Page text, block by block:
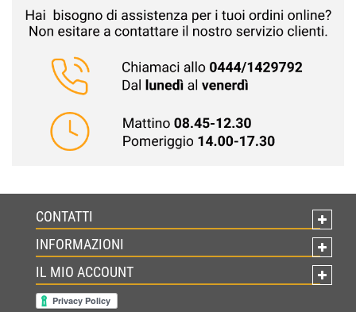
CONTATTI
INFORMAZIONI
IL MIO ACCOUNT